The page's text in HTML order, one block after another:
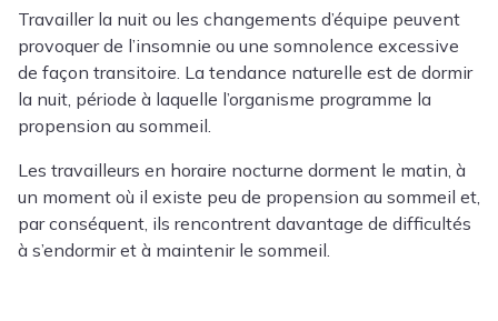
Travailler la nuit ou les changements d’équipe peuvent
provoquer de l’insomnie ou une somnolence excessive
de façon transitoire. La tendance naturelle est de dormir
la nuit, période à laquelle l’organisme programme la
propension au sommeil.
Les travailleurs en horaire nocturne dorment le matin, à
un moment où il existe peu de propension au sommeil et,
par conséquent, ils rencontrent davantage de difficultés
à s’endormir et à maintenir le sommeil.